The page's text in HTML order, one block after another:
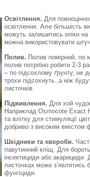
Освітлення. Для
освітлення. Але більшість
можуть залишитись опіки
можна використовувати
Полив. Полив помірний, по
полив потрібно робити 2-3
– по підсохлому ґрунту, не
трохи підсохнуть ,а ніж
листочків.
Підживлення. Для хой
Наприклад Osmocote Exact
та влітку для стимуляції
добриво з високим вмістом
Шкідники та хвороби.
павутинний кліщ. Для
інсектициди або акарициди.
листочках може
фунгіциди.